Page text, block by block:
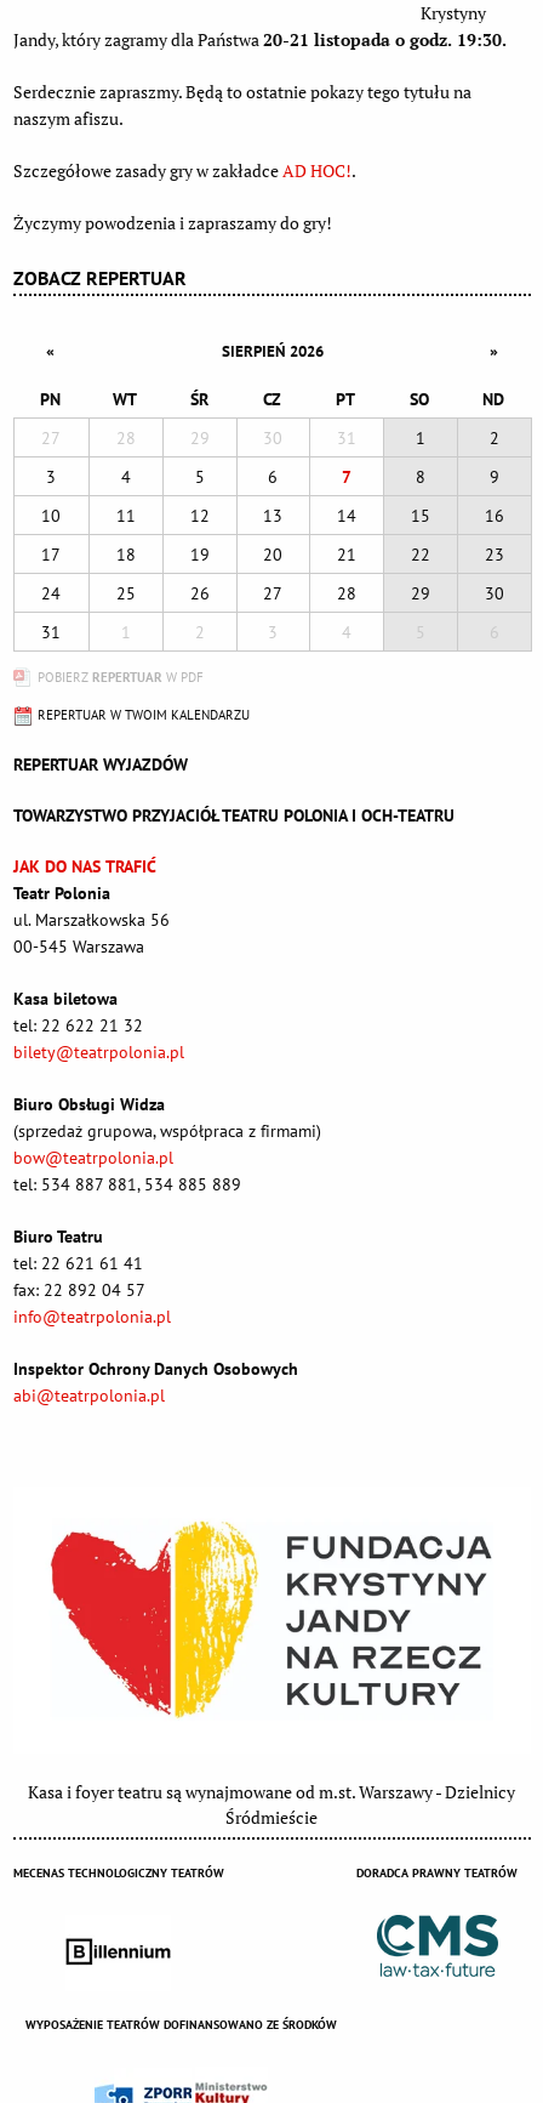
ZOBACZ REPERTUAR
« SIERPIEŃ 2026 »
PN WT ŚR CZ PT SO
ND
27
28 29 30 31 1
2
3
4 5 6 7 8
9
10
11 12 13 14 15
16
17
18 19 20 21 22
23
24
25 26 27 28 29
30
31
1 2 3 4 5 6
POBIERZ REPERTUAR W PDF
REPERTUAR W TWOIM KALENDARZU
REPERTUAR WYJAZDÓW
TOWARZYSTWO PRZYJACIÓŁ TEATRU POLONIA I OCH-TEATRU
JAK DO NAS TRAFIĆ
Teatr Polonia
ul. Marszałkowska 56
00-545 Warszawa
Kasa biletowa
tel: 22 622 21 32
bilety@teatrpolonia.pl
Biuro Obsługi Widza
(sprzedaż grupowa, współpraca z firmami)
bow@teatrpolonia.pl
tel: 534 887 881, 534 885 889
Biuro Teatru
tel: 22 621 61 41
fax: 22 892 04 57
info@teatrpolonia.pl
Inspektor Ochrony Danych Osobowych
abi@teatrpolonia.pl
Krystyny
Jandy, który zagramy dla Państwa20-21 listopada o godz. 19:30.
Serdecznie zapraszmy. Będą to ostatnie pokazy tego tytułu na
naszym afiszu.
Szczegółowe zasady gry w zakładceAD HOC!.
Życzymy powodzenia i zapraszamy do gry!
Kasa i foyer teatru są wynajmowane od m.st. Warszawy - Dzielnicy
Śródmieście
MECENAS TECHNOLOGICZNY TEATRÓW DORADCA PRAWNY TEATRÓW
WYPOSAŻENIE TEATRÓW DOFINANSOWANO ZE ŚRODKÓW